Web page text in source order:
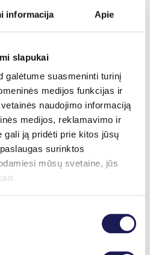
informacija Apie
slapukai
galėtume suasmeninti turinį
medijos funkcijas ir
naudojimo informaciją
medijos, reklamavimo ir
gali ją pridėti prie kitos jūsų
surinktos
mūsų svetaine, jūs
konsultacija
95 €
konsultacija 109 €
med. dr. konsultacija 79
paslaugą